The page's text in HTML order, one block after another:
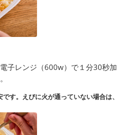
子レンジ（600w）で１分30秒
す。えびに火が通っていない場合は